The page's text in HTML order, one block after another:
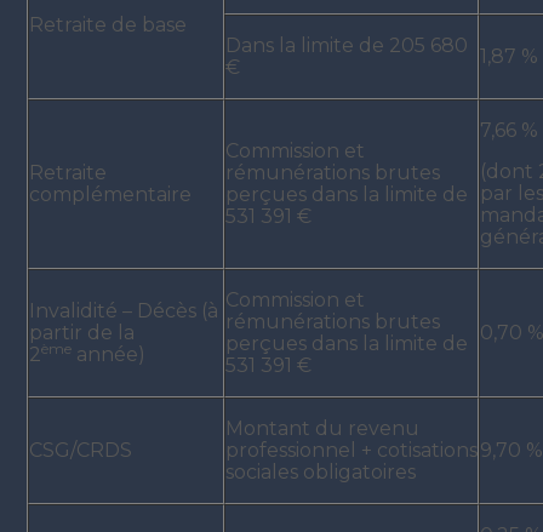
Retraite de base
Dans la limite de 205 680
€
1,87 %
Retraite
complémentaire
Commission et
rémunérations brutes
perçues dans la limite de
531 391 €
7,66 %
(dont
par
Invalidité – Décès (à
partir de la
2ème année)
Commission et
rémunérations brutes
perçues dans la limite de
531 391 €
0,70
CSG/CRDS
Montant du revenu
professionnel + cotisations
sociales obligatoires
9,70 %